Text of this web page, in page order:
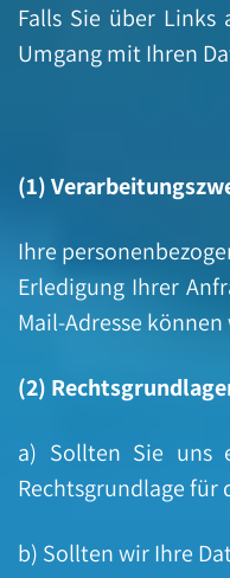
Falls Sie über
Umgang mit Ihren
(1)
Ihre
Erledigung Ihrer
Mail-Adresse
(2)
a) Sollten Sie uns
Rechtsgrundlage für
b) Sollten wir Ihre